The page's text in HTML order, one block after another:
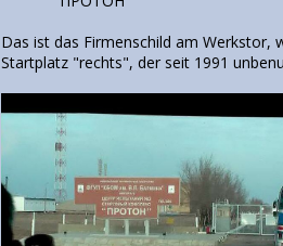
Das ist das Firmenschild am Werkstor,
Startplatz "rechts", der seit 1991